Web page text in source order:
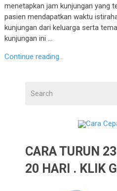
menetapkan jam kunjungan yang
pasien mendapatkan waktu
kunjungan dari keluarga serta
kunjungan ini …
Continue reading...
CARA TURUN
20 HARI . KLIK